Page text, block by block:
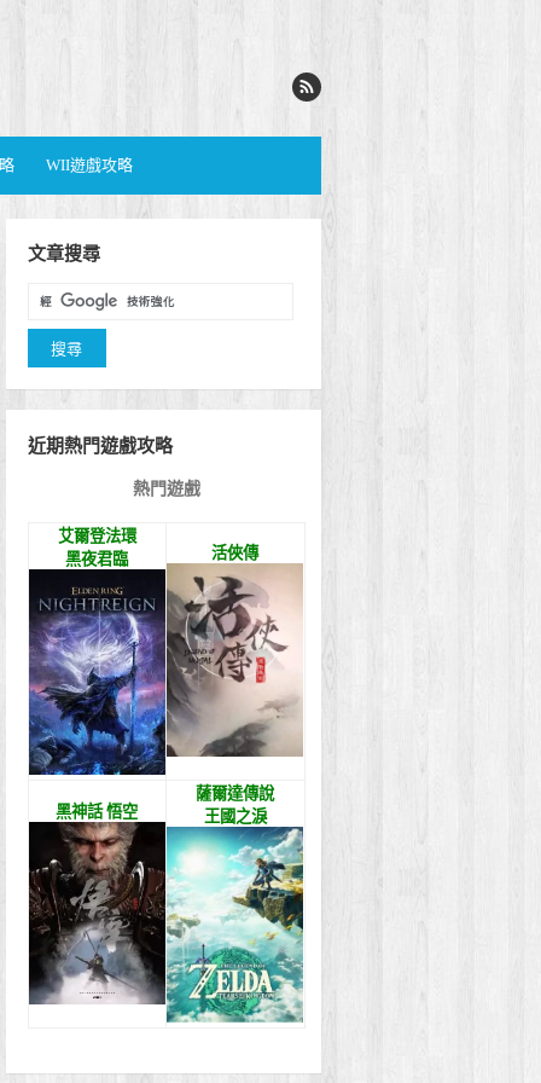
WII遊戲攻略
文章搜尋
近期熱門遊戲攻略
熱門遊戲
艾爾登法環
黑夜君臨
活俠傳
黑神話 悟空
薩爾達傳說
王國之淚